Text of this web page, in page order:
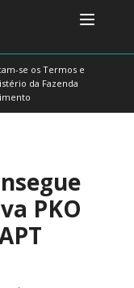
se os Termos e
da Fazenda
PKO